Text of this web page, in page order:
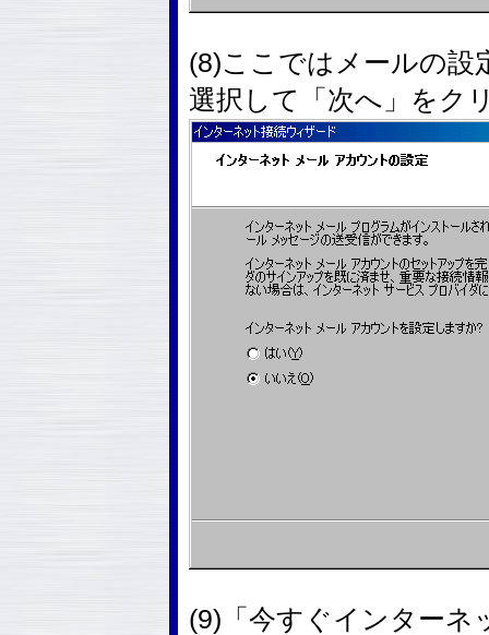
(8)ここではメールの設
選択して「次へ」をク
(9)「今すぐインターネ